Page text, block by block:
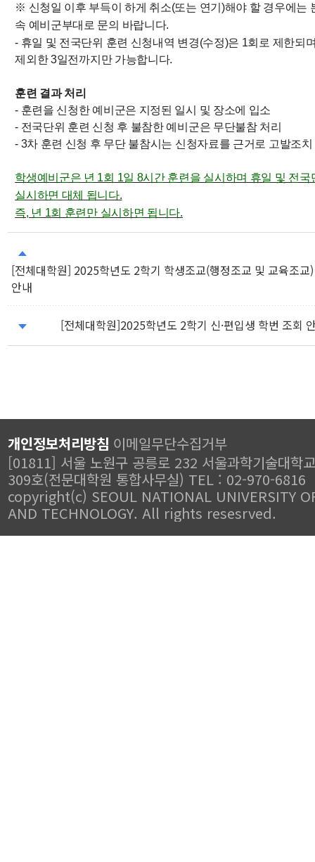
※ 신청일 이후 부득이 하게 취소(또는 연기)해야 할 경우에는
속 예비군부대로 문의 바랍니다.
- 휴일 및 전국단위 훈련 신청내역 변경(수정)은 1회로 제한되
제외한 3일전까지만 가능합니다.
훈련 결과 처리
- 훈련을 신청한 예비군은 지정된 일시 및 장소에 입소
- 전국단위 훈련 신청 후 불참한 예비군은 무단불참 처리
- 3차 훈련 신청 후 무단 불참시는 신청자료를 근거로 고발조치
학생예비군은 년 1회 1일 8시간 훈련을 실시하며 휴일 및 전국
실시하면 대체 됩니다.
즉, 년 1회 훈련만 실시하면 됩니다.
[전체대학원] 2025학년도 2학기 학생조교(행정조교 및 교육조교
안내
[전체대학원]2025학년도 2학기 신·편입생 학번 조회
개인정보처리방침 이메일무단수집거부
[01811] 서울 노원구 공릉로 232 서울과학기술대학
309호(전문대학원 통합사무실) TEL : 02-970-6816
copyright(c) SEOUL NATIONAL UNIVERSITY
AND TECHNOLOGY. All rights resesrved.